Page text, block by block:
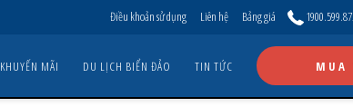
Điều khoản sử dụng Liên hệ Bảng giá
KHUYẾN MÃI DU LỊCH BIỂN ĐẢO TIN TỨC MUA